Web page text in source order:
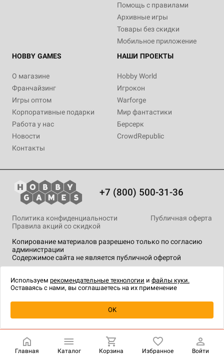
Помощь с правилами
Архивные игры
Товары без скидки
Мобильное приложение
HOBBY GAMES
О магазине
Франчайзинг
Игры оптом
Корпоративные подарки
Работа у нас
Новости
Контакты
НАШИ ПРОЕКТЫ
Hobby World
Игрокон
Warforge
Мир фантастики
Берсерк
CrowdRepublic
+7 (800) 500-31-36
Копирование материалов разрешено только по согласию
администрации
Содержимое сайта не является публичной офертой
Политика конфиденциальности
Публичная оферта
Правила акций со скидкой
технологии.
Главная Каталог Корзина Избранное Войти
Используем рекомендательные технологии и файлы куки.
Оставаясь с нами, вы соглашаетесь на их применение
OK